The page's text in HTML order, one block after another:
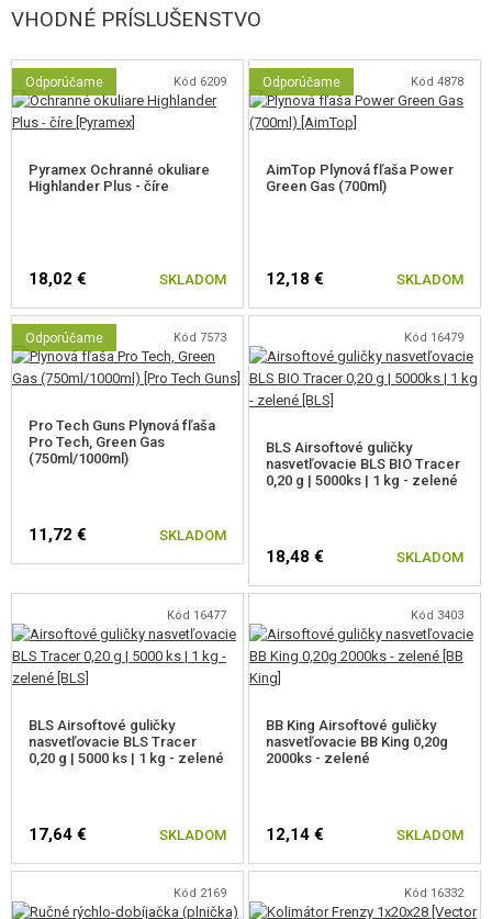
plameňa)
Flame only(len simulácia plameňa)
Tracer only
(len nasväcovanie guličiek)
disponuje inteligentnou správou napájania – zapne sa zatrasením a po 5
Hlavné prednosti
Plná licencia B&T
– autentický vzhľad s licenciou USW.
Kapacita 44 rán– súčasťou balenia je ľahký CNC predĺžený
zásobník pre maximálnu palebnú silu.
– horné a spodné Picatinny lišty na montáž kolimátorov,
svietidiel či laserov.
Sklopná pažba a rukoväť
– ideálna pre dynamické zmeny herného
štýlu a ľahký transport.
– reverzibilný vypúšťač zásobníka a
VHODNÉ PRÍSLUŠENSTVO
Odporúčame Kód 6209
Pyramex Ochranné okuliare
Highlander Plus - číre
18,02 € SKLADOM
Odporúčame Kód 4878
AimTop Plynová fľaša Power
Green Gas (700ml)
12,18 € SKLADOM
Odporúčame Kód 7573
Pro Tech Guns Plynová fľaša
Pro Tech, Green Gas
(750ml/1000ml)
11,72 € SKLADOM
Kód 16479
BLS Airsoftové guličky
nasvetľovacie BLS BIO Tracer
0,20 g | 5000ks | 1 kg - zelené
18,48 € SKLADOM
Kód 16477
BLS Airsoftové guličky
nasvetľovacie BLS Tracer
0,20 g | 5000 ks | 1 kg - zelené
17,64 € SKLADOM
Kód 3403
BB King Airsoftové guličky
nasvetľovacie BB King 0,20g
2000ks - zelené
12,14 € SKLADOM
Kód 2169 Kód 16332